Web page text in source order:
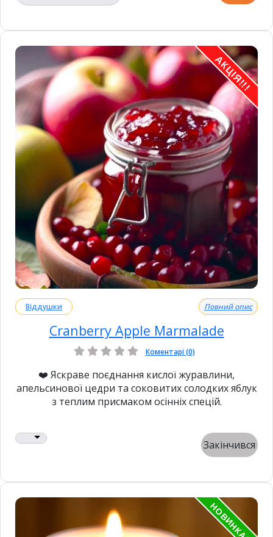
АКЦІЯ!!!
Віддушки Повний опис
Cranberry Apple Marmalade
Коментарі (0)
❤️ Яскраве поєднання кислої журавлини,
апельсинової цедри та соковитих солодких яблук
з теплим присмаком осінніх спецій.
Закінчився
НОВИНКА!!!